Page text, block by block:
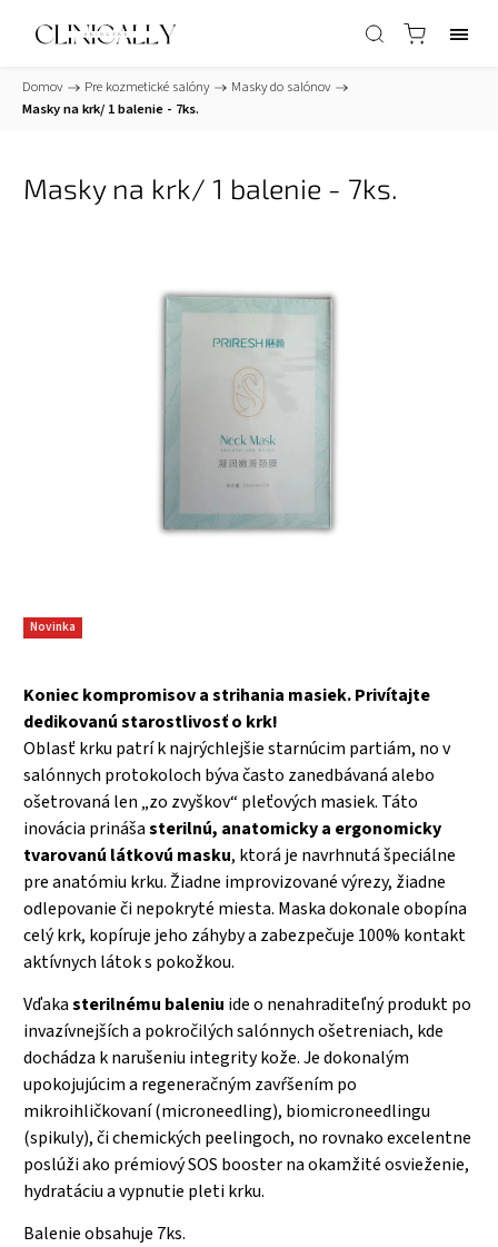
Domov / Pre kozmetické salóny / Masky do salónov /
Masky na krk/ 1 balenie - 7ks.
Masky na krk/ 1 balenie - 7ks.
Novinka
Koniec kompromisov a strihania masiek. Privítajte
dedikovanú starostlivosť o krk!
Oblasť krku patrí k najrýchlejšie starnúcim partiám, no v
salónnych protokoloch býva často zanedbávaná alebo
ošetrovaná len „zo zvyškov“ pleťových masiek. Táto
inovácia prinášasterilnú, anatomicky a ergonomicky
tvarovanú látkovú masku, ktorá je navrhnutá špeciálne
pre anatómiu krku. Žiadne improvizované výrezy, žiadne
odlepovanie či nepokryté miesta. Maska dokonale obopína
celý krk, kopíruje jeho záhyby a zabezpečuje 100% kontakt
aktívnych látok s pokožkou.
Vďakasterilnému baleniu ide o nenahraditeľný produkt po
invazívnejších a pokročilých salónnych ošetreniach, kde
dochádza k narušeniu integrity kože. Je dokonalým
upokojujúcim a regeneračným zavŕšením po
mikroihličkovaní (microneedling), biomicroneedlingu
(spikuly), či chemických peelingoch, no rovnako excelentne
poslúži ako prémiový SOS booster na okamžité osvieženie,
hydratáciu a vypnutie pleti krku.
Balenie obsahuje 7ks.